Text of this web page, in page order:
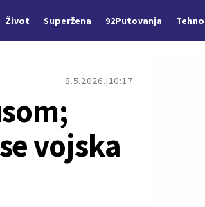
Život Superžena 92Putovanja
8.5.2026. 10:17
vojska